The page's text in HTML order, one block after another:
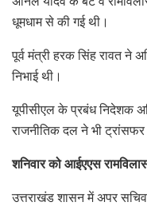
धूमधाम से की गई थी।
पूर्व मंत्री हरक सिंह रावत ने
निभाई थी।
यूपीसीएल के प्रबंध निदेशक
राजनीतिक दल ने भी ट्रांसफर
शनिवार को आईएएस
उत्तराखंड शासन में अपर